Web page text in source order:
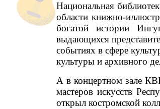
Национальная
области книжно-
богатой истории
выдающихся
событиях в сфере
культуры и архивного
А в концертном зале
мастеров искусств
открыл костромской